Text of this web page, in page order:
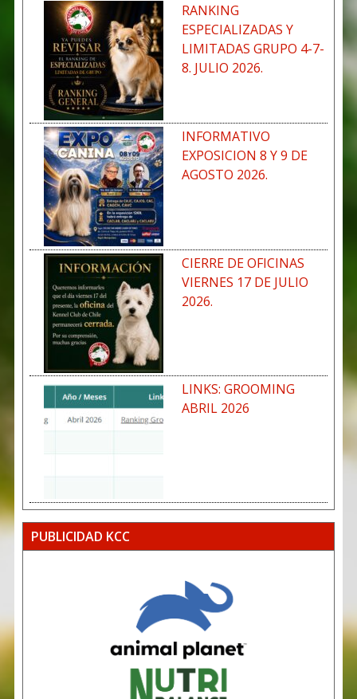
RANKING
ESPECIALIZADAS Y
LIMITADAS GRUPO 4-7-
8. JULIO 2026.
INFORMATIVO
EXPOSICION 8 Y 9 DE
AGOSTO 2026.
CIERRE DE OFICINAS
VIERNES 17 DE JULIO
2026.
LINKS: GROOMING
ABRIL 2026
PUBLICIDAD KCC